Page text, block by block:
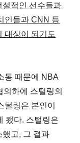
설적인 선수들과
인들과 CNN 등
대상이 되기도
동 때문에 NBA
하에 스털링의
링은 본인이
됐다. 스털링은
했고, 그 결과